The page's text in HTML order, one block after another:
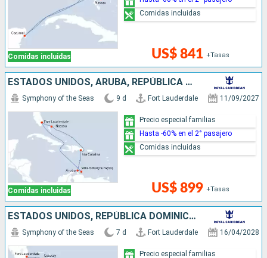
Comidas incluidas US$ 841 +Tasas
Comidas incluidas
ESTADOS UNIDOS, ARUBA, REPÚBLICA DOMINICANA, BAHAMAS
Comidas incluidas
Symphony of the Seas 9 d Fort Lauderdale 11/09/2027
US$ 899 +Tasas
Precio especial familias
Hasta -60% en el 2° pasajero
Comidas incluidas
ESTADOS UNIDOS, REPÚBLICA DOMINICANA, BAHAMAS
Symphony of the Seas 7 d Fort Lauderdale 16/04/2028
Precio especial familias